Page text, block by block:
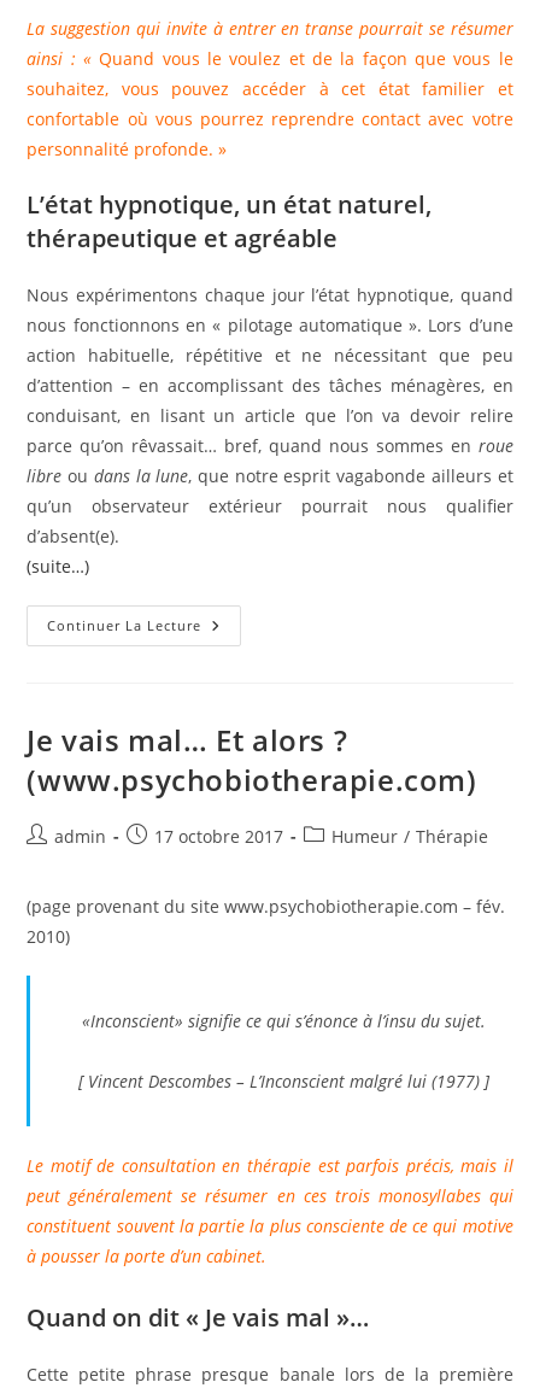
La suggestion qui invite à entrer en transe pourrait se résumer
ainsi : «Quand vous le voulez et de la façon que vous le
souhaitez, vous pouvez accéder à cet état familier et
confortable où vous pourrez reprendre contact avec votre
personnalité profonde. »
L’état hypnotique, un état naturel,
thérapeutique et agréable
Nous expérimentons chaque jour l’état hypnotique, quand
nous fonctionnons en « pilotage automatique ». Lors d’une
action habituelle, répétitive et ne nécessitant que peu
d’attention – en accomplissant des tâches ménagères, en
conduisant, en lisant un article que l’on va devoir relire
parce qu’on rêvassait… bref, quand nous sommes en roue
libreou dans la lune, que notre esprit vagabonde ailleurs et
qu’un observateur extérieur pourrait nous qualifier
d’absent(e).
(suite…)
Continuer La Lecture L’hypnose,
Concrètement
Je vais mal… Et alors ?
(www.psychobiotherapie.com)
Auteur/autrice
publication :
admin
Publication
17 octobre 2017
PostHumeur / Thérapie
(page provenant du site www.psychobiotherapie.com – fév.
2010)
«Inconscient» signifie ce qui s’énonce à l’insu du sujet.
[ Vincent Descombes – L’Inconscient malgré lui (1977) ]
Le motif de consultation en thérapie est parfois précis, mais il
peut généralement se résumer en ces trois monosyllabes qui
constituent souvent la partie la plus consciente de ce qui motive
à pousser la porte d’un cabinet.
Quand on dit « Je vais mal »…
Cette petite phrase presque banale lors de la première